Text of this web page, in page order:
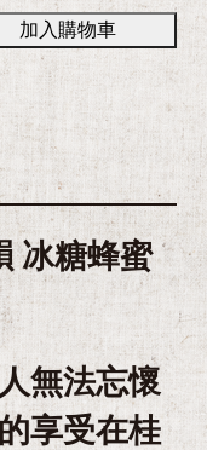
加入購物車
冰糖蜂蜜
無法忘懷
享受在桂